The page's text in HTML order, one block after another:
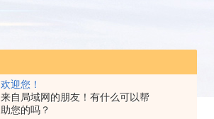
欢迎您！
来自局域网的朋友！有什么可以帮
助您的吗？